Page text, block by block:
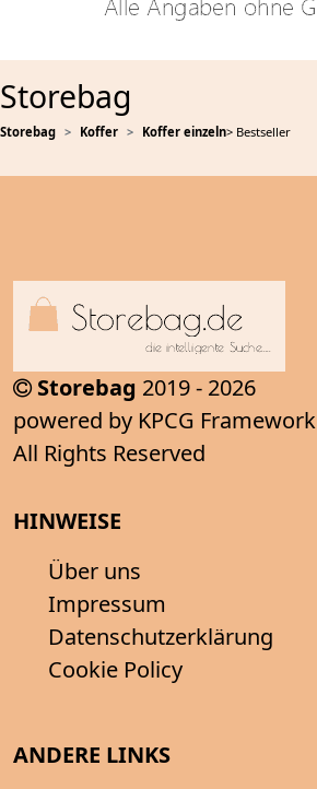
Storebag
Storebag Koffer Koffer einzeln> Bestseller
Storebag 2019 - 2026
powered by KPCG Framework
All Rights Reserved
HINWEISE
Über uns
Impressum
Datenschutzerklärung
Cookie Policy
ANDERE LINKS